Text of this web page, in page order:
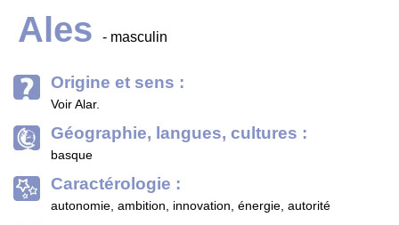
Ales - masculin
Origine et sens :
Voir Alar.
Géographie, langues, cultures :
basque
Caractérologie :
autonomie, ambition, innovation, énergie, autorité